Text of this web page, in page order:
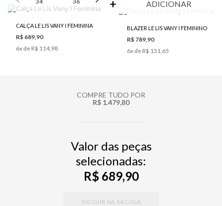
CALÇA LE LIS VANY I FEMININA
R$ 689,90
6x de R$ 114,98
ADICIONAR
BLAZER LE LIS VANY I FEMININO
R$ 789,90
6x de R$ 131,65
COMPRE TUDO POR
R$ 1.479,80
Valor das peças
selecionadas:
R$ 689,90
INCLUIR NA SACOLA